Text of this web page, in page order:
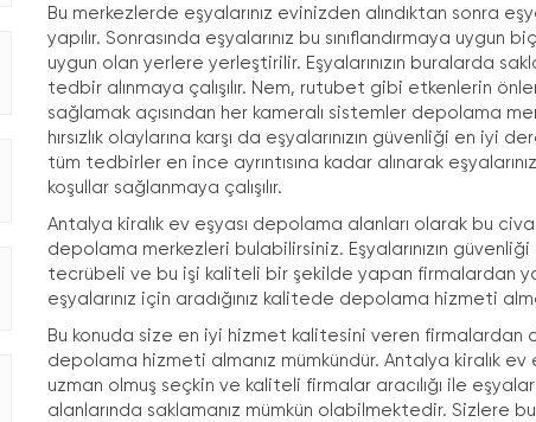
Bu merkezlerde eşyalarınız evinizden alındıktan sonra
yapılır. Sonrasında eşyalarınız bu sınıflandırmaya
uygun olan yerlere yerleştirilir. Eşyalarınızın buralarda
tedbir alınmaya çalışılır. Nem, rutubet gibi etkenlerin
sağlamak açısından her kameralı sistemler depolama
hırsızlık olaylarına karşı da eşyalarınızın güvenliği en iyi
tüm tedbirler en ince ayrıntısına kadar alınarak
koşullar sağlanmaya çalışılır.
Antalya kiralık ev eşyası depolama alanları olarak bu
depolama merkezleri bulabilirsiniz. Eşyalarınızın
tecrübeli ve bu işi kaliteli bir şekilde yapan firmalardan
eşyalarınız için aradığınız kalitede depolama hizmeti
Bu konuda size en iyi hizmet kalitesini veren
depolama hizmeti almanız mümkündür. Antalya kiralık
uzman olmuş seçkin ve kaliteli firmalar aracılığı ile
alanlarında saklamanız mümkün olabilmektedir. Sizlere